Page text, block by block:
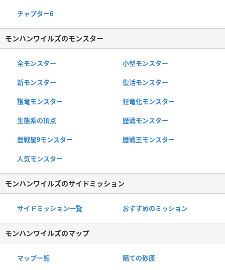
チャプター6
モンハンワイルズのモンスター
全モンスター 小型モンスター
新モンスター 復活モンスター
護竜モンスター 狂竜化モンスター
生態系の頂点 歴戦モンスター
歴戦星9モンスター 歴戦王モンスター
人気モンスター
モンハンワイルズのサイドミッション
サイドミッション一覧 おすすめのミッション
モンハンワイルズのマップ
マップ一覧 隔ての砂原